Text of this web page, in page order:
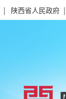
| 陕西省人民政府 |